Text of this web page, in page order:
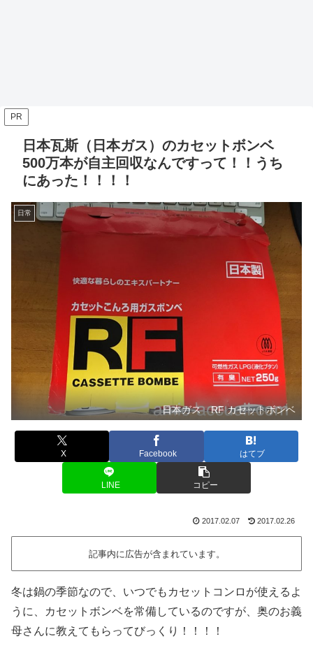
PR
日本瓦斯（日本ガス）のカセットボンベ
500万本が自主回収なんですって！！うち
にあった！！！！
日常
日本ガス RF カセットボンベ
X Facebook はてブ
LINE コピー
2017.02.07 2017.02.26
記事内に広告が含まれています。
冬は鍋の季節なので、いつでもカセットコンロが使えるよ
うに、カセットボンベを常備しているのですが、奥のお義
母さんに教えてもらってびっくり！！！！